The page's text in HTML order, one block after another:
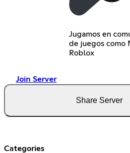
Jugamos en
de juegos como
Roblox
Join Server
Share Server
Categories